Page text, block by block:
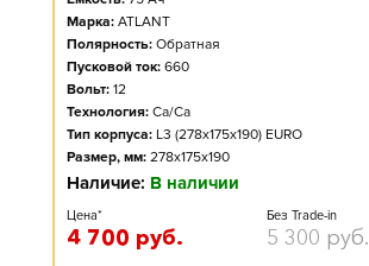
Марка: ATLANT
Полярность: Обратная
Пусковой ток: 660
Вольт: 12
Технология: Ca/Ca
Тип корпуса: L3 (278x175x190) EURO
Размер, мм: 278x175x190
Наличие: В наличии
Цена*
4 700 руб.
Без Trade-in
5 300 руб.